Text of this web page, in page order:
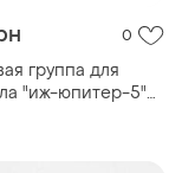
0
группа для
"иж-юпитер-5"